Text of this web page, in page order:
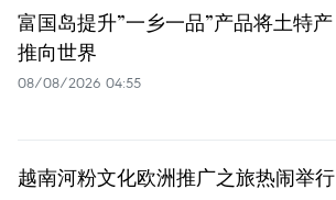
富国岛提升”一乡一品”产品将土特产
推向世界
08/08/2026 04:55
越南河粉文化欧洲推广之旅热闹举行